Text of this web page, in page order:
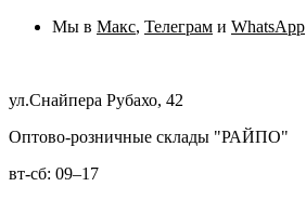
Мы в Макс, Телеграм и WhatsApp
ул.Снайпера Рубахо, 42
Оптово-розничные склады "РАЙПО"
вт-сб: 09–17